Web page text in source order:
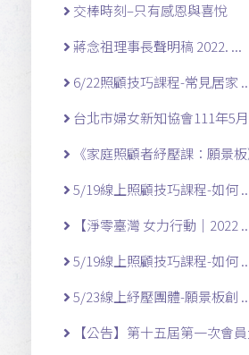
交棒時刻–只有感恩與喜悅
蔣念祖理事長聲明稿 2022. ...
6/22照顧技巧課程-常見居家
台北市婦女新知協會111年5
《家庭照顧者紓壓課：願景
5/19線上照顧技巧課程-如何
【淨零臺灣 女力行動｜2022
5/19線上照顧技巧課程-如何
5/23線上紓壓團體-願景板創
【公告】第十五屆第一次會